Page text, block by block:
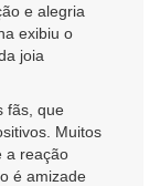
e alegria
exibiu o
joia
fãs, que
Muitos
a reação
é amizade